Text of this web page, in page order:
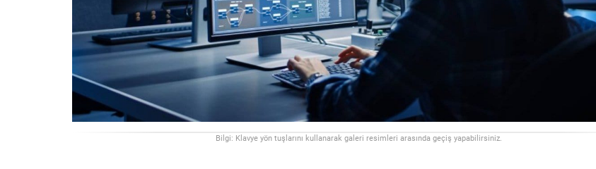
Bilgi: Klavye yön tuşlarını kullanarak galeri resimleri arasında geçiş yapabilirsiniz.